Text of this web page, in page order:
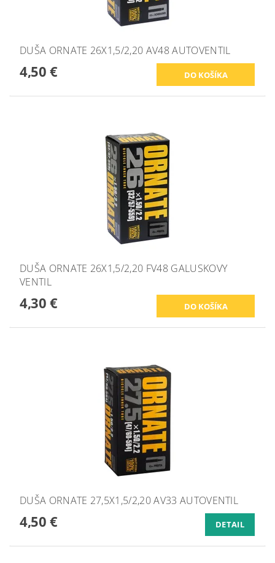
DUŠA ORNATE 26X1,5/2,20 AV48 AUTOVENTIL
4,50 €
DUŠA ORNATE 26X1,5/2,20 FV48 GALUSKOVY
VENTIL
4,30 €
DUŠA ORNATE 27,5X1,5/2,20 AV33 AUTOVENTIL
4,50 € DETAIL